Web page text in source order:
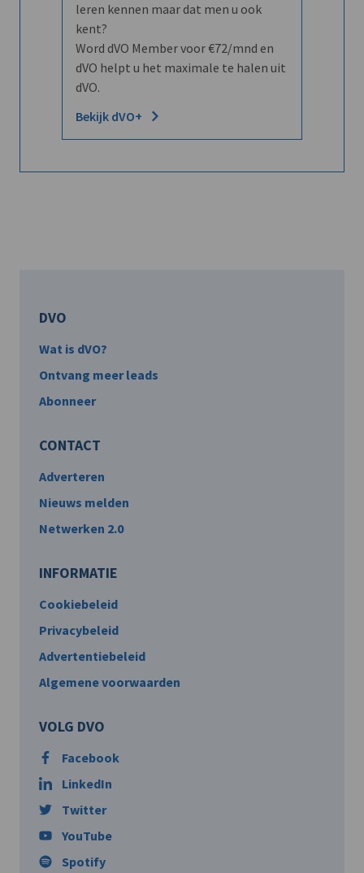
leren kennen maar dat men u ook
kent?
Word dVO Member voor €72/mnd en
dVO helpt u het maximale te halen uit
dVO.
Bekijk dVO+
DVO
Wat is dVO?
Ontvang meer leads
Abonneer
CONTACT
Adverteren
Nieuws melden
Netwerken 2.0
INFORMATIE
Cookiebeleid
Privacybeleid
Advertentiebeleid
Algemene voorwaarden
VOLG DVO
Facebook
LinkedIn
Twitter
YouTube
Spotify